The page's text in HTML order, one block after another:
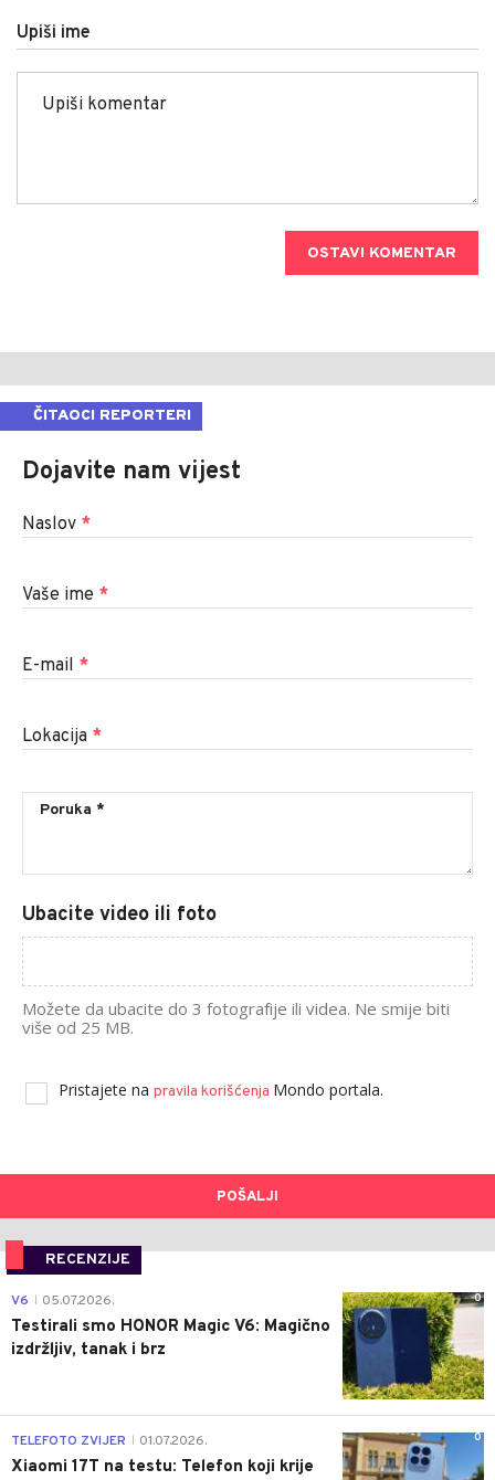
Upiši ime
OSTAVI KOMENTAR
ČITAOCI REPORTERI
Dojavite nam vijest
Naslov *
Vaše ime *
E-mail *
Lokacija *
Ubacite video ili foto
Možete da ubacite do 3 fotografije ili videa. Ne smije biti
više od 25 MB.
Pristajete na pravila korišćenja Mondo portala.
POŠALJI
RECENZIJE
0
V6 05.07.2026.
Testirali smo HONOR Magic V6: Magično
izdržljiv, tanak i brz
0
TELEFOTO ZVIJER 01.07.2026.
Xiaomi 17T na testu: Telefon koji krije